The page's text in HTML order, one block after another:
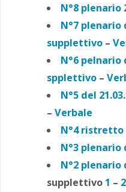
N°8 plenario
N°7 plenario
supplettivo–
N°6 pelnario
spplettivo–
N°5 del
– Verbale
N°4 ristretto
N°3 plenario
N°2 plenario
supplettivo 1 – 2